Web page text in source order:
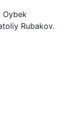
Oybek
Rubakov.